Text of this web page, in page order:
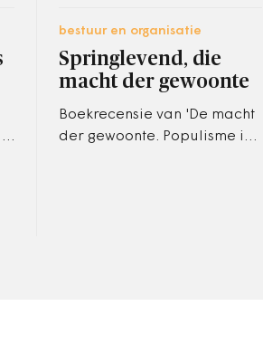
bestuur en organisatie
Springlevend, die
macht der gewoonte
Boekrecensie van 'De macht
der gewoonte. Populisme in